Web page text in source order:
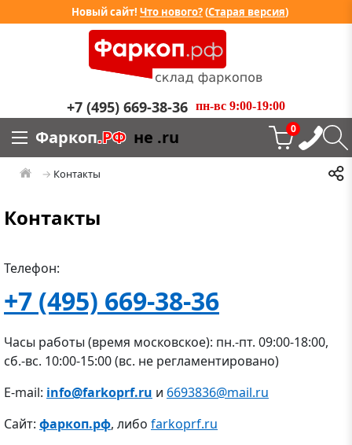
Новый сайт! Что нового?(Старая версия)
+7 (495) 669-38-36 пн-вс 9:00-19:00
Фаркоп.РФ не .ru 0
Контакты
Контакты
Телефон:
+7 (495) 669-38-36
Часы работы (время московское): пн.-пт. 09:00-18:00,
сб.-вс. 10:00-15:00 (вс. не регламентировано)
E-mail: info@farkoprf.ru и 6693836@mail.ru
Сайт: фаркоп.рф, либо farkoprf.ru